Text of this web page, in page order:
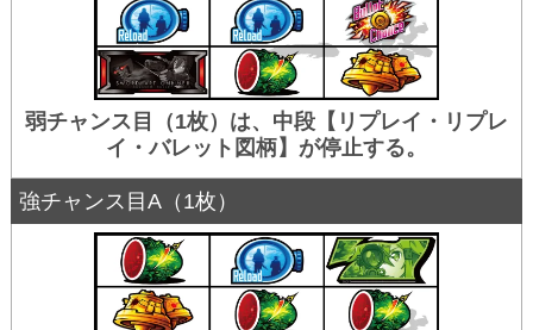
弱チャンス目（1枚）は、中段【リプレイ・リプレ
イ・バレット図柄】が停止する。
強チャンス目A（1枚）